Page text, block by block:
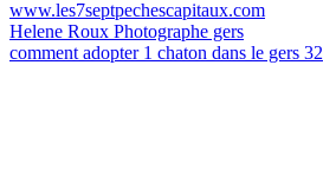
www.les7septpechescapitaux.com
Helene Roux Photographe gers
comment adopter 1 chaton dans le gers 32